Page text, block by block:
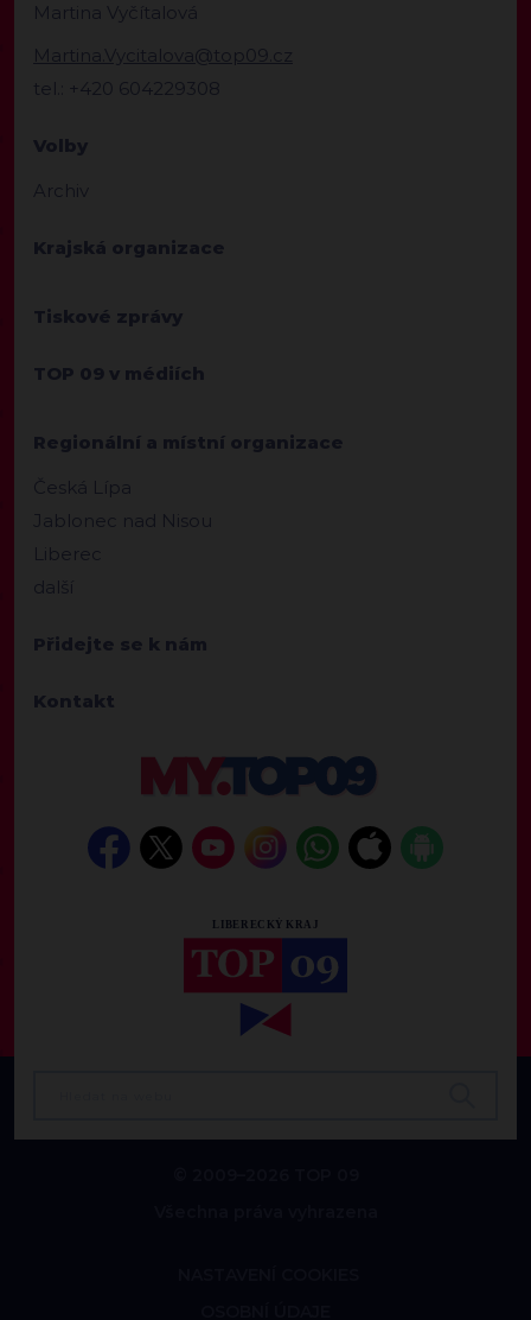
Martina Vyčítalová
Martina.Vycitalova@top09.cz
tel.: +420 604229308
Volby
Archiv
Krajská organizace
Tiskové zprávy
TOP 09 v médiích
Regionální a místní organizace
Česká Lípa
Jablonec nad Nisou
Liberec
další
Přidejte se k nám
Kontakt